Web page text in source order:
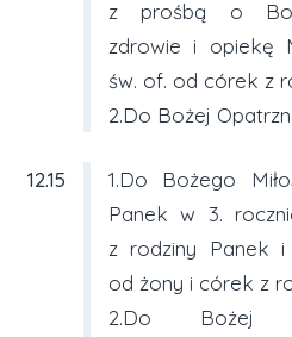
z prośbą o
zdrowie i opiekę
św. of. od córek z
2.Do Bożej
12.15
1.Do Bożego
Panek w 3.
z rodziny Panek
od żony i córek z
2.Do Bożej